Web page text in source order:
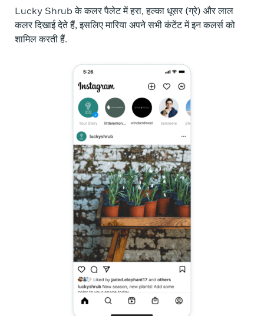
Lucky Shrub के कलर पैलेट में हरा, हल्का धूसर (ग्रे) और लाल
कलर दिखाई देते हैं, इसलिए मारिया अपने सभी कंटेंट में इन कलर्स को
शामिल करती हैं.